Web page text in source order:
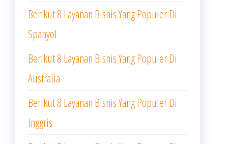
Berikut 8 Layanan Bisnis Yang Populer Di
Spanyol
Berikut 8 Layanan Bisnis Yang Populer Di
Australia
Berikut 8 Layanan Bisnis Yang Populer Di
Inggris